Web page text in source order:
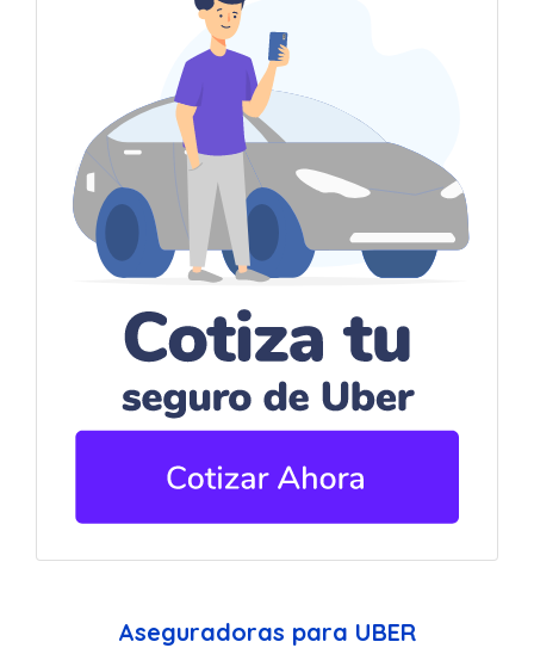
Aseguradoras para UBER